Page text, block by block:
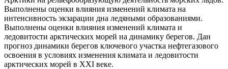
Выполнены оценки влияния изменений климата на
интенсивность экзарации дна ледяными образованиями.
Выполнены оценки влияния изменений климата и
ледовитости арктических морей на динамику берегов. Дан
прогноз динамики берегов ключевого участка нефтегазового
освоения в условиях изменения климата и ледовитости
арктических морей в XXI веке.